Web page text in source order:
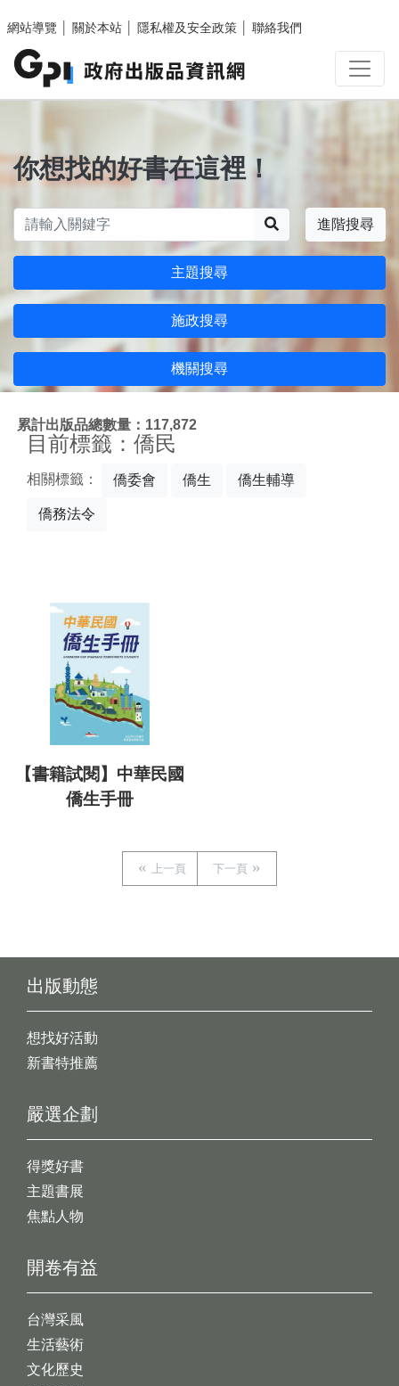
網站導覽
關於本站 隱私權及安全政策 聯絡我們
你想找的好書在這裡！
進階搜尋
主題搜尋
施政搜尋
機關搜尋
累計出版品總數量：117,872
目前標籤：僑民
相關標籤： 僑委會 僑生 僑生輔導
僑務法令
【書籍試閱】中華民國
僑生手冊
上一頁 下一頁
出版動態
想找好活動
新書特推薦
開卷有益
台灣采風
生活藝術
文化歷史
嚴選企劃
得獎好書
主題書展
焦點人物